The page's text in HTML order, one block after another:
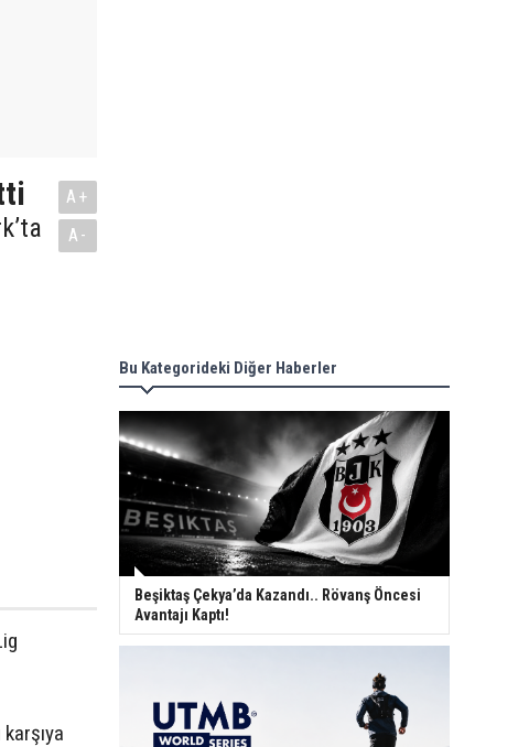
A+
A-
Bu Kategorideki Diğer Haberler
Beşiktaş Çekya’da Kazandı.. Rövanş Öncesi
Avantajı Kaptı!